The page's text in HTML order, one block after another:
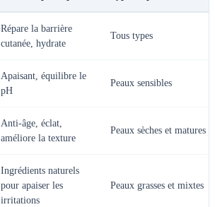
Répare la barrière
cutanée, hydrate
Tous types
Apaisant, équilibre le
pH
Peaux sensibles
Anti-âge, éclat,
améliore la texture
Peaux sèches et matures
Ingrédients naturels
pour apaiser les
irritations
Peaux grasses et mixtes